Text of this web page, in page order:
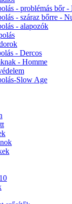
- problémás bőr -
- száraz bőrre -
- alapozók
- Dercos
- Homme
Slow Age